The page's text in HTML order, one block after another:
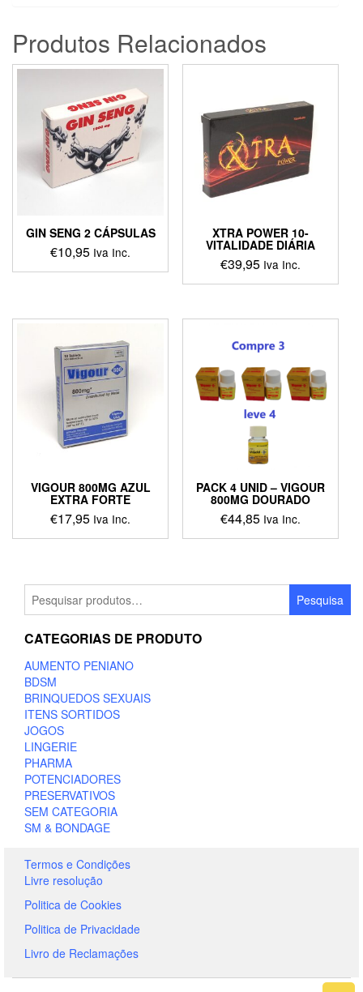
Produtos Relacionados
GIN SENG 2 CÁPSULAS
€10,95 Iva Inc.
XTRA POWER 10-
VITALIDADE DIÁRIA
€39,95 Iva Inc.
VIGOUR 800MG AZUL
EXTRA FORTE
€17,95 Iva Inc.
PACK 4 UNID – VIGOUR
800MG DOURADO
€44,85 Iva Inc.
Pesquisar
por:
Pesquisa
CATEGORIAS DE PRODUTO
AUMENTO PENIANO
BDSM
BRINQUEDOS SEXUAIS
ITENS SORTIDOS
JOGOS
LINGERIE
PHARMA
POTENCIADORES
PRESERVATIVOS
SEM CATEGORIA
SM & BONDAGE
Termos e Condições
Livre resolução
Politica de Cookies
Politica de Privacidade
Livro de Reclamações